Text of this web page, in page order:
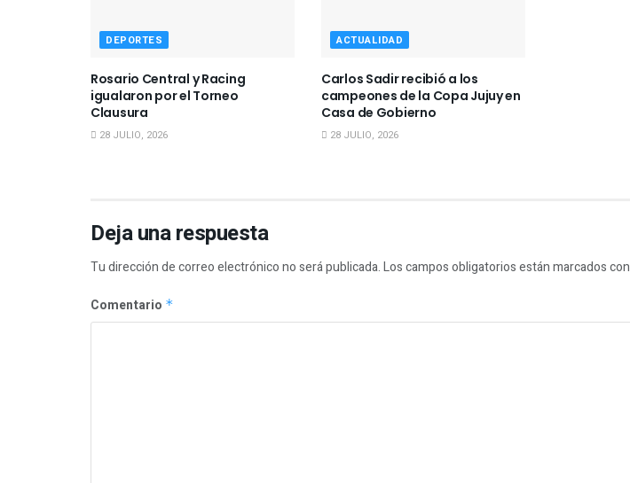
DEPORTES
Rosario Central y Racing
igualaron por el Torneo
Clausura
28 JULIO, 2026
ACTUALIDAD
Carlos Sadir recibió a los
campeones de la Copa Jujuy en
Casa de Gobierno
28 JULIO, 2026
Deja una respuesta
Tu dirección de correo electrónico no será publicada.Los campos obligatorios están marcados con
Comentario *